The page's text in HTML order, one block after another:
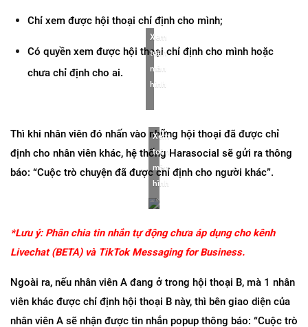
Chỉ xem được hội thoại chỉ định cho mình;
Có quyền xem được hội thoại chỉ định cho mình hoặc
chưa chỉ định cho ai.
Xem
toàn
màn
hình
Thì khi nhân viên đó nhấn vào những hội thoại đã được chỉ
định cho nhân viên khác, hệ thống Harasocial sẽ gửi ra thông
báo: “Cuộc trò chuyện đã được chỉ định cho người khác”.
Xem
toàn
màn
hình
*Lưu ý: Phân chia tin nhắn tự động chưa áp dụng cho kênh
Livechat (BETA) và TikTok Messaging for Business.
Ngoài ra, nếu nhân viên A đang ở trong hội thoại B, mà 1 nhân
viên khác được chỉ định hội thoại B này, thì bên giao diện của
nhân viên A sẽ nhận được tin nhắn popup thông báo: “Cuộc trò